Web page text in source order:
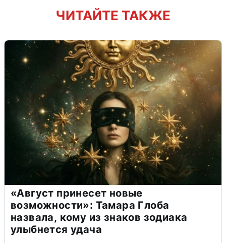
ЧИТАЙТЕ ТАКЖЕ
«Август принесет новые
возможности»: Тамара Глоба
назвала, кому из знаков зодиака
улыбнется удача